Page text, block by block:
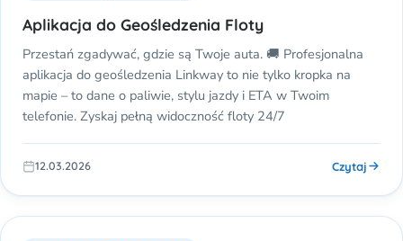
Aplikacja do Geośledzenia Floty
Przestań zgadywać, gdzie są Twoje auta. 🚚 Profesjonalna
aplikacja do geośledzenia Linkway to nie tylko kropka na
mapie – to dane o paliwie, stylu jazdy i ETA w Twoim
telefonie. Zyskaj pełną widoczność floty 24/7
12.03.2026 Czytaj